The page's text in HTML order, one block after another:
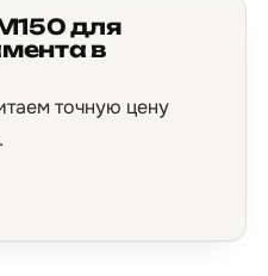
для
в
точную цену